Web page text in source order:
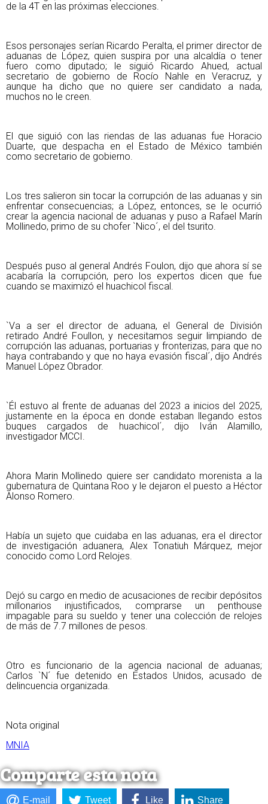
de la 4T en las próximas elecciones.
Esos personajes serían Ricardo Peralta, el primer director de
aduanas de López, quien suspira por una alcaldía o tener
fuero como diputado; le siguió Ricardo Ahued, actual
secretario de gobierno de Rocío Nahle en Veracruz, y
aunque ha dicho que no quiere ser candidato a nada,
muchos no le creen.
El que siguió con las riendas de las aduanas fue Horacio
Duarte, que despacha en el Estado de México también
como secretario de gobierno.
Los tres salieron sin tocar la corrupción de las aduanas y sin
enfrentar consecuencias; a López, entonces, se le ocurrió
crear la agencia nacional de aduanas y puso a Rafael Marín
Mollinedo, primo de su chofer `Nico´, el del tsurito.
Después puso al general Andrés Foulon, dijo que ahora sí se
acabaría la corrupción, pero los expertos dicen que fue
cuando se maximizó el huachicol fiscal.
`Va a ser el director de aduana, el General de División
retirado André Foullon, y necesitamos seguir limpiando de
corrupción las aduanas, portuarias y fronterizas, para que no
haya contrabando y que no haya evasión fiscal´, dijo Andrés
Manuel López Obrador.
`Él estuvo al frente de aduanas del 2023 a inicios del 2025,
justamente en la época en donde estaban llegando estos
buques cargados de huachicol´, dijo Iván Alamillo,
investigador MCCI.
Ahora Marin Mollinedo quiere ser candidato morenista a la
gubernatura de Quintana Roo y le dejaron el puesto a Héctor
Alonso Romero.
Había un sujeto que cuidaba en las aduanas, era el director
de investigación aduanera, Alex Tonatiuh Márquez, mejor
conocido como Lord Relojes.
Dejó su cargo en medio de acusaciones de recibir depósitos
millonarios injustificados, comprarse un penthouse
impagable para su sueldo y tener una colección de relojes
de más de 7.7 millones de pesos.
Otro es funcionario de la agencia nacional de aduanas;
Carlos `N´ fue detenido en Estados Unidos, acusado de
delincuencia organizada.
Nota original
MNIA
Comparte esta nota
E-mail Tweet Like Share